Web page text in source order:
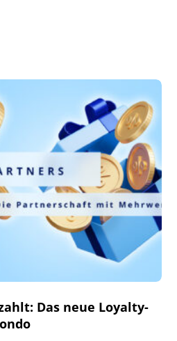
Das neue Loyalty-